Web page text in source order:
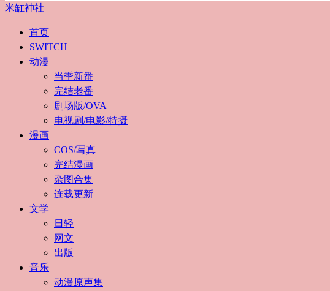
米缸神社
首页
SWITCH
动漫
当季新番
完结老番
剧场版/OVA
电视剧/电影/特摄
漫画
COS/写真
完结漫画
杂图合集
连载更新
文学
日轻
网文
出版
音乐
动漫原声集